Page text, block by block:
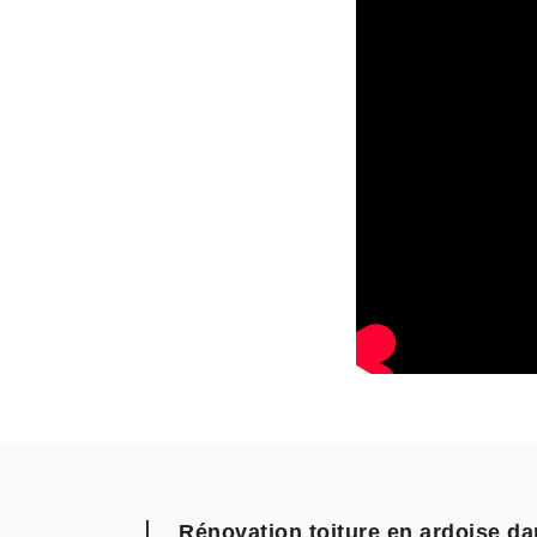
Rénovation toiture en ardoise